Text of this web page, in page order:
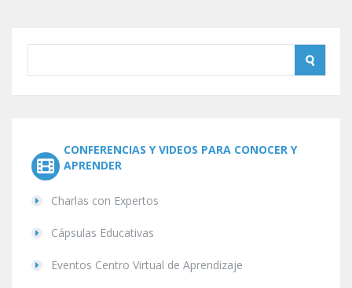
CONFERENCIAS Y VIDEOS PARA CONOCER Y
APRENDER
Charlas con Expertos
Cápsulas Educativas
Eventos Centro Virtual de Aprendizaje